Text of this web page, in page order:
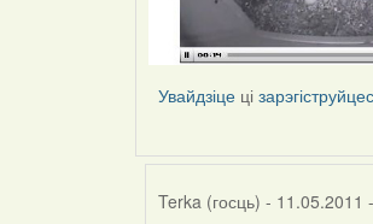
Увайдзіце ці
Terka (госць) - 11.05.2011